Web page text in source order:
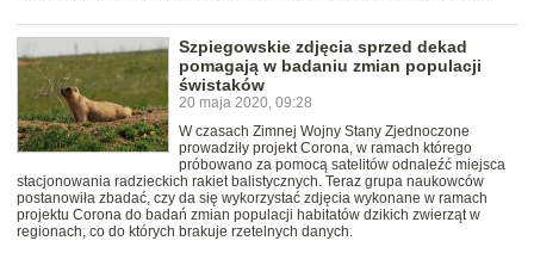
Szpiegowskie zdjęcia sprzed dekad
pomagają w badaniu zmian populacji
świstaków
20 maja 2020, 09:28
W czasach Zimnej Wojny Stany Zjednoczone
prowadziły projekt Corona, w ramach którego
próbowano za pomocą satelitów odnaleźć miejsca
stacjonowania radzieckich rakiet balistycznych. Teraz grupa naukowców
postanowiła zbadać, czy da się wykorzystać zdjęcia wykonane w ramach
projektu Corona do badań zmian populacji habitatów dzikich zwierząt w
regionach, co do których brakuje rzetelnych danych.